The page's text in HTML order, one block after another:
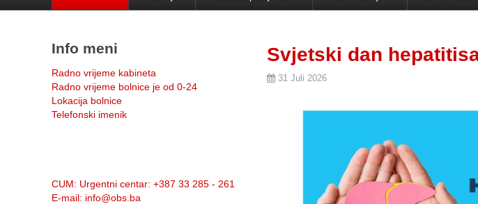
Svjetski dan
31 Juli 2026
Info meni
Radno vrijeme kabineta
Radno vrijeme bolnice je od 0-24
Lokacija bolnice
Telefonski imenik
CUM: Urgentni centar: +387 33 285 - 261
E-mail: info@obs.ba